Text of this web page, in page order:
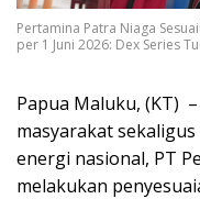
Pertamina Patra Niaga
per 1 Juni 2026: Dex Series
Papua Maluku, (KT)
masyarakat
energi nasional, PT
melakukan